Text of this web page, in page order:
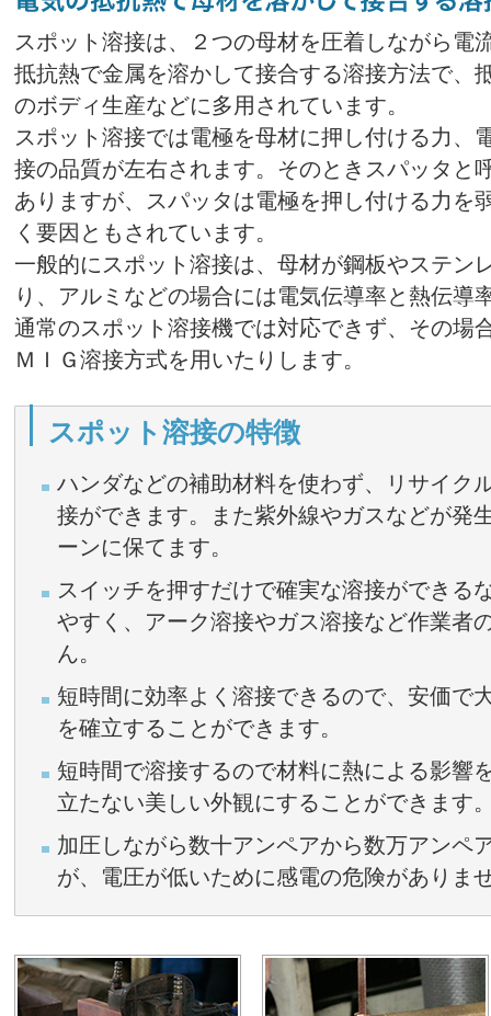
スポット溶接は、２つの母材を圧着しながら電
抵抗熱で金属を溶かして接合する溶接方法で、
のボディ生産などに多用されています。
スポット溶接では電極を母材に押し付ける力、
接の品質が左右されます。そのときスパッタと
ありますが、スパッタは電極を押し付ける力を
く要因ともされています。
一般的にスポット溶接は、母材が鋼板やステン
り、アルミなどの場合には電気伝導率と熱伝導
通常のスポット溶接機では対応できず、その場
ＭＩＧ溶接方式を用いたりします。
スポット溶接の特徴
ハンダなどの補助材料を使わず、リサイク
接ができます。また紫外線やガスなどが発
ーンに保てます。
スイッチを押すだけで確実な溶接ができる
やすく、アーク溶接やガス溶接など作業者
ん。
短時間に効率よく溶接できるので、安価で
を確立することができます。
短時間で溶接するので材料に熱による影響
立たない美しい外観にすることができます
加圧しながら数十アンペアから数万アンペ
が、電圧が低いために感電の危険がありま